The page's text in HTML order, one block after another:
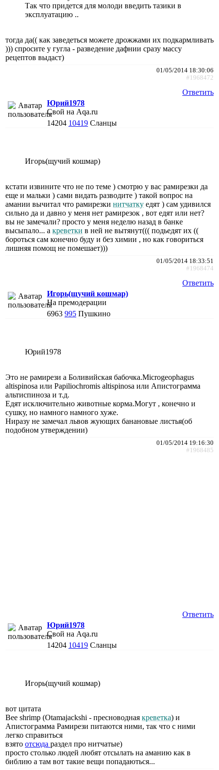
Так что придется для молоди введить тазики в
эксплуатацию ..
тогда да(( как заведеться можете дрожжами их подкармливать
))) спросите у гугла - разведение дафнии сразу массу
рецептов выдаст)
01/05/2014 18:30:06
#1968472
Ответить
Юрий1978
Свой на Aqa.ru
14204 10419 Сланцы
Игорь(щучий кошмар)
кстати извините что не по теме ) смотрю у вас рамирезки да
еще и мальки ) сами видать разводите ) такой вопрос на
амании вычитал что рамирезки нитчатку едят ) сам удивился
сильно да и давно у меня нет рамирезок , вот едят или нет?
вы не замечали? просто у меня неделю назад в банке
высыпало... а креветки в ней не вытянут((( подьедят их ((
бороться сам конечно буду и без химии , но как говориться
лишняя помощ не помешает)))
01/05/2014 18:33:51
#1968474
Ответить
Игорь(щучий кошмар)
На премодерации
6963 995 Пушкино
Юрий1978
Это не рамирези а Боливийская бабочка.Microgeophagus
altispinosa или Papiliochromis altispinosa или Апистограмма
альтиспиноза и т.д.
Едят исключительно животные корма.Могут , конечно и
сушку, но намного намного хуже.
Ниразу не замечал львов жующих банановые листья(об
подобном утверждении)
01/05/2014 19:16:30
#1968485
Ответить
Юрий1978
Свой на Aqa.ru
14204 10419 Сланцы
Игорь(щучий кошмар)
вот цитата
Bee shrimp (Otamajackshi - пресноводная креветка) и
Апистограмма Рамирези питаются ними, так что с ними
легко справиться
взято отсюда раздел про нитчатые)
просто столько людей любят отсылать на аманию как в
библию а там вот такие вещи попадаються...